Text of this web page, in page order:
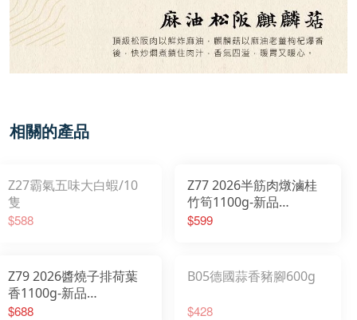
相關的產品
Z27霸氣五味大白蝦/10
隻
$588
Z77 2026半筋肉燉滷桂
竹筍1100g-新品
2026/01/20開始出貨
$599
Z79 2026醬燒子排荷葉
香1100g-新品
2026/01/20開始出貨
$688
B05德國蒜香豬腳600g
$428